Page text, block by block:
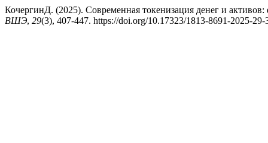
КочергинД. (2025). Современная токенизация денег и
ВШЭ, 29(3), 407-447. https://doi.org/10.17323/1813-8691-2025-29-